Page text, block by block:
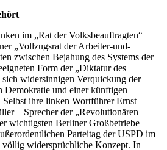
im „Rat der Volksbeauftragten“
„Vollzugsrat der Arbeiter-und-
zwischen Bejahung des Systems der
Form der „Diktatur des
sich widersinnigen Verquickung der
Demokratie und einer künftigen
Selbst ihre linken Wortführer Ernst
– Sprecher der „Revolutionären
wichtigsten Berliner Großbetriebe –
Parteitag der USPD im
völlig widersprüchliche Konzept. In